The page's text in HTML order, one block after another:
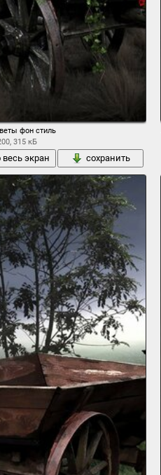
фон стиль
315 кБ
весь экран сохранить